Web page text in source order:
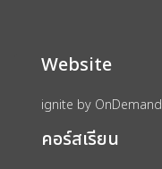
Website
ignite by OnDemand
คอร์สเรียน